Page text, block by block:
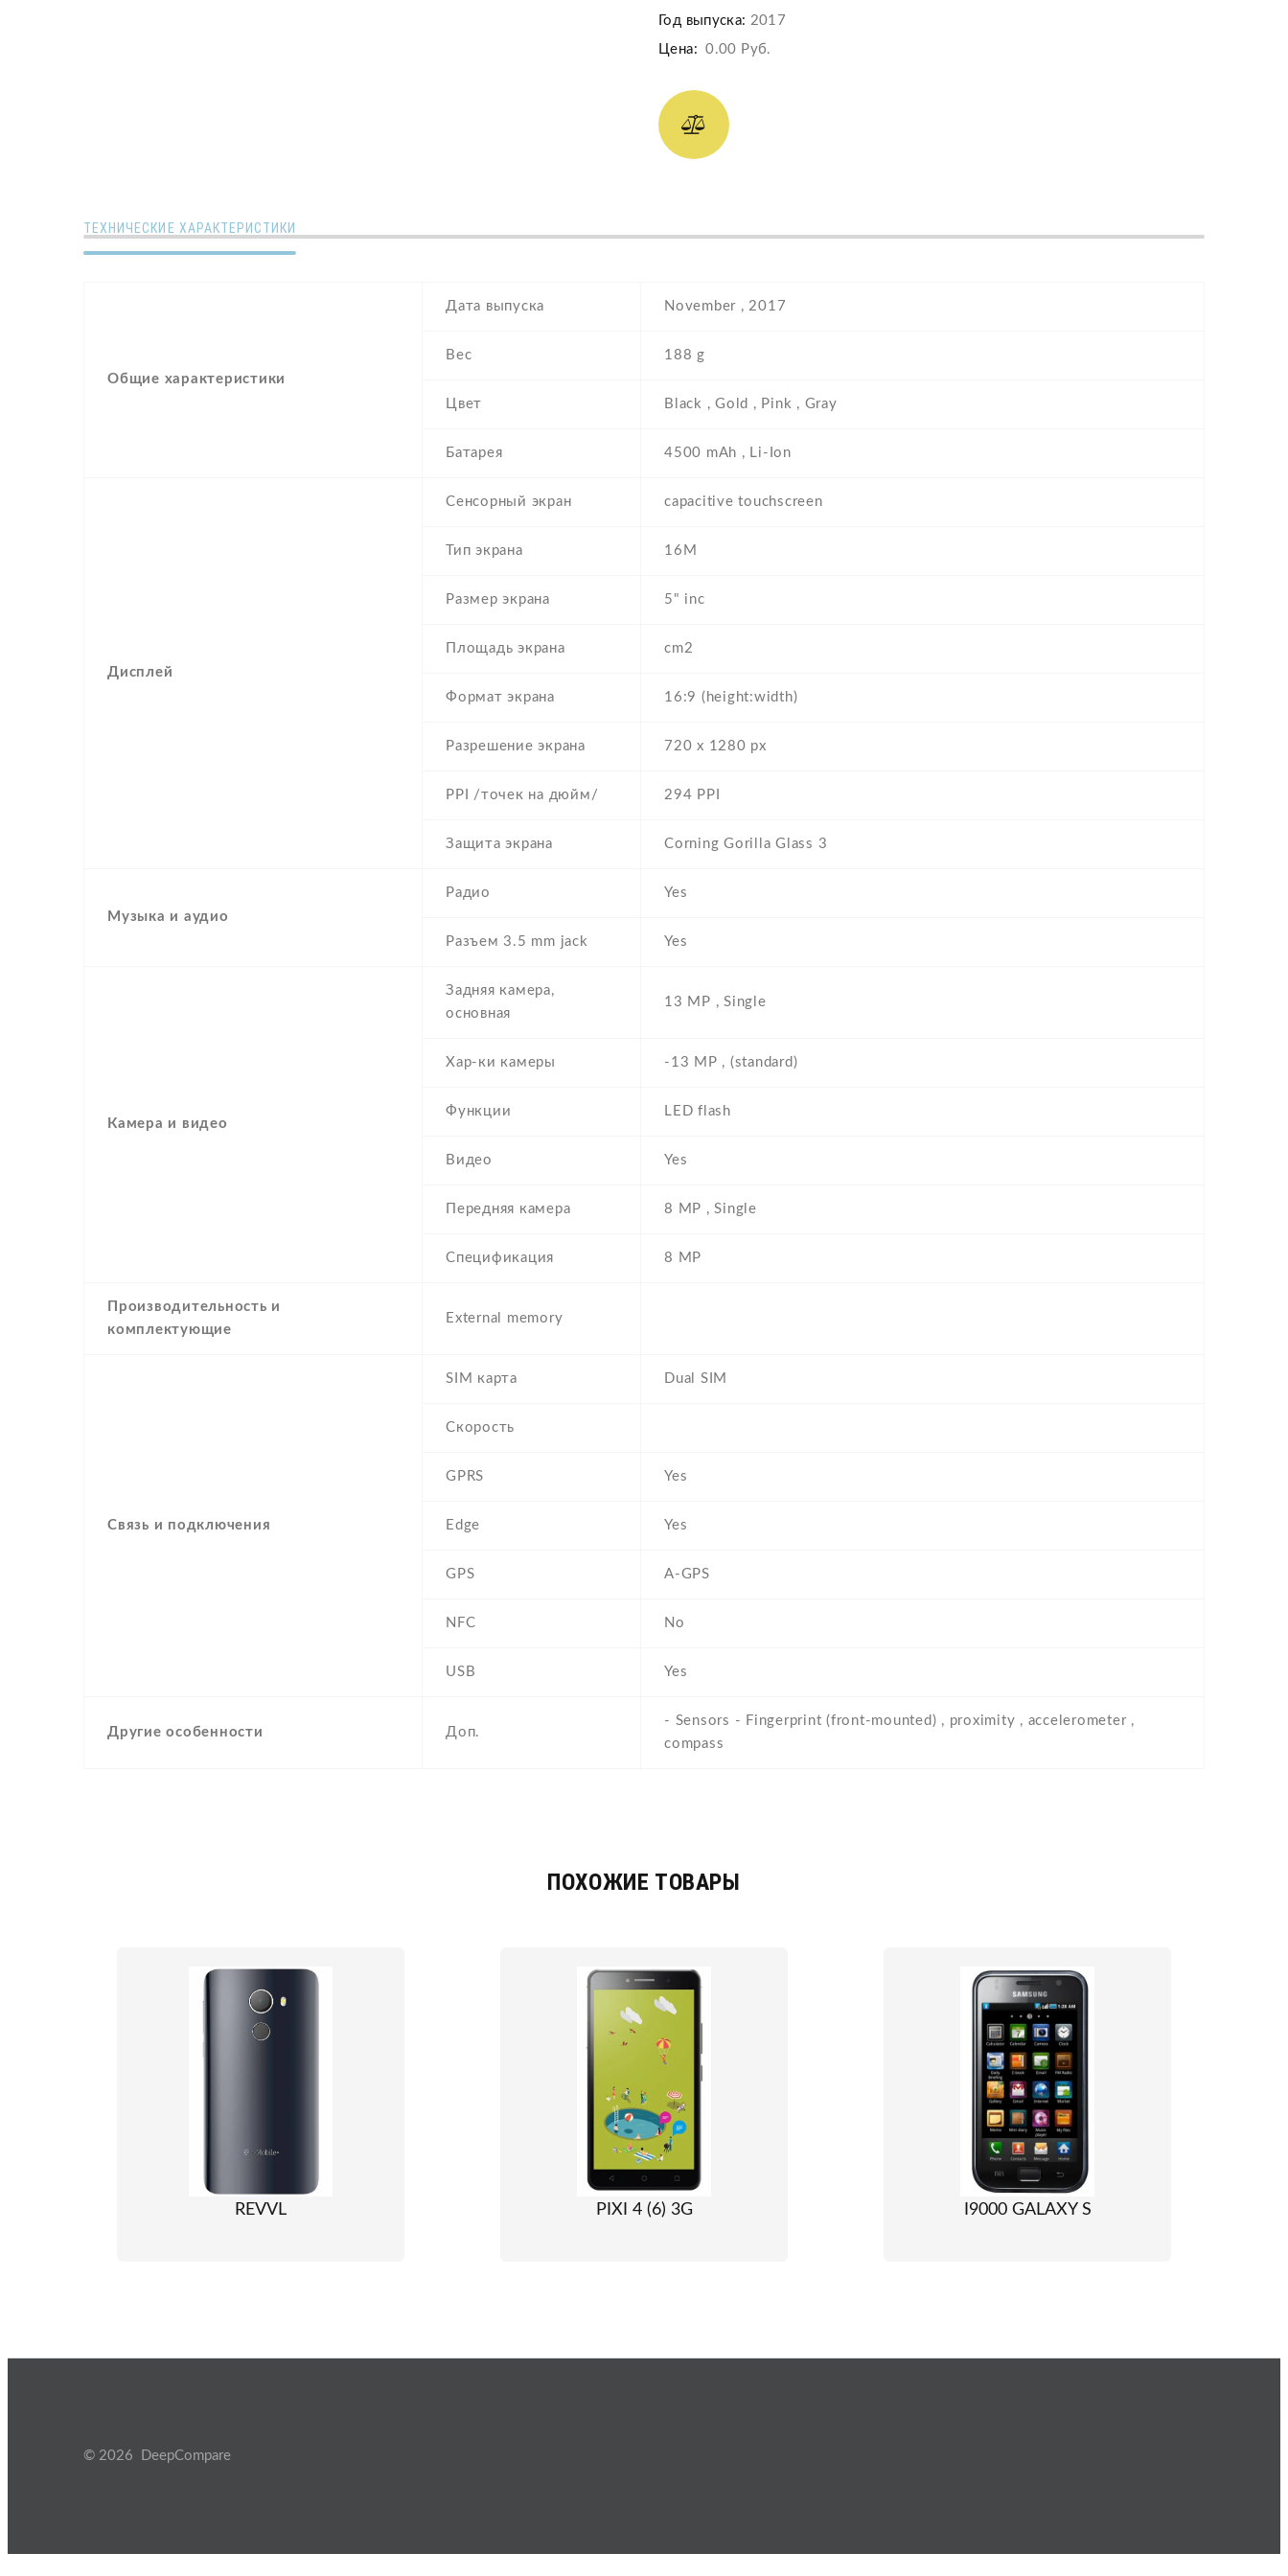
Год выпуска: 2017
Цена: 0.00 Руб.
ТЕХНИЧЕСКИЕ ХАРАКТЕРИСТИКИ
Общие характеристики
Дата выпуска November , 2017
Вес 188 g
Цвет Black , Gold , Pink , Gray
Батарея 4500 mAh , Li-Ion
Дисплей
Сенсорный экран capacitive touchscreen
Тип экрана 16M
Размер экрана 5" inc
Площадь экрана cm2
Формат экрана 16:9 (height:width)
Разрешение экрана 720 x 1280 px
PPI /точек на дюйм/ 294 PPI
Защита экрана Corning Gorilla Glass 3
Музыка и аудио
Радио Yes
Разъем 3.5 mm jack Yes
Камера и видео
Задняя камера,
основная
13 MP , Single
Хар-ки камеры -13 MP , (standard)
Функции LED flash
Видео Yes
Передняя камера 8 MP , Single
Спецификация 8 MP
Производительность и
комплектующие
External memory
Связь и подключения
SIM карта Dual SIM
Скорость
GPRS Yes
Edge Yes
GPS A-GPS
NFC No
USB Yes
Другие особенности Доп.
- Sensors - Fingerprint (front-mounted) , proximity , accelerometer ,
compass
ПОХОЖИЕ ТОВАРЫ
REVVL PIXI 4 (6) 3G I9000 GALAXY S
© 2026 DeepCompare